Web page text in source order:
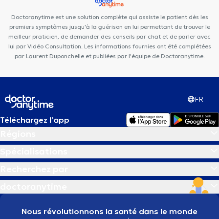
Fort-Jaco
Doctoranytime est une solution complète qui assiste le patient dès les
premiers symptômes jusqu'à la guérison en lui permettant de trouver le
meilleur praticien, de demander des conseils par chat et de parler avec
lui par Vidéo Consultation. Les informations fournies ont été complétées
par Laurent Duponchelle et publiées par l'équipe de Doctoranytime.
FR
Téléchargez l’app
Nous révolutionnons la santé dans le monde